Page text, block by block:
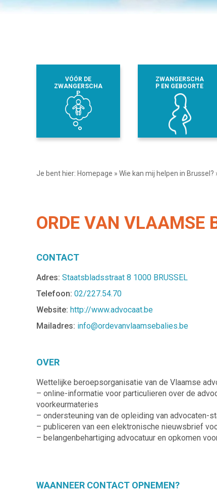
VÓÓR DE
ZWANGERSCHA
P
ZWANGERSCHA
P EN GEBOORTE
Je bent hier: Homepage » Wie kan mij helpen in Brussel?
ORDE VAN VLAAMSE
CONTACT
Adres: Staatsbladsstraat 8 1000 BRUSSEL
Telefoon: 02/227.54.70
Website: http://www.advocaat.be
Mailadres: info@ordevanvlaamsebalies.be
OVER
Wettelijke beroepsorganisatie van de Vlaamse
– online-informatie voor particulieren over de
voorkeurmateries
– ondersteuning van de opleiding van advocaten-
– publiceren van een elektronische nieuwsbrief
– belangenbehartiging advocatuur en opkomen
WAANNEER CONTACT OPNEMEN?